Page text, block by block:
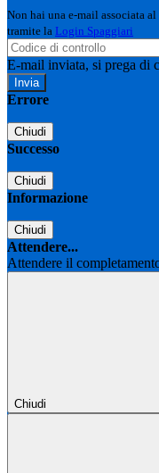
Non hai una e-mail associata
tramite la Login Spaggiari
E-mail inviata, si prega di
Errore
Chiudi
Successo
Chiudi
Informazione
Chiudi
Attendere...
Attendere il
Chiudi